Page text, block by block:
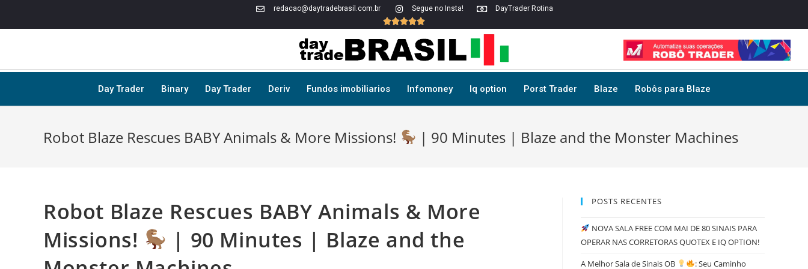
redacao@daytradebrasil.com.br Segue no Insta!
DayTrader Rotina

Day Trader Binary Day Trader Deriv Fundos imobiliarios Infomoney Iq option Porst Trader Blaze Robôs para Blaze
Robot Blaze Rescues BABY Animals & More Missions! | 90 Minutes | Blaze and the Monster Machines
Robot Blaze Rescues BABY Animals & More
Missions!
| 90 Minutes | Blaze and the
POSTS RECENTES
NOVA SALA FREE COM MAI DE 80 SINAIS PARA
OPERAR NAS CORRETORAS QUOTEX E IQ OPTION!
A Melhor Sala de Sinais OB
: Seu Caminho